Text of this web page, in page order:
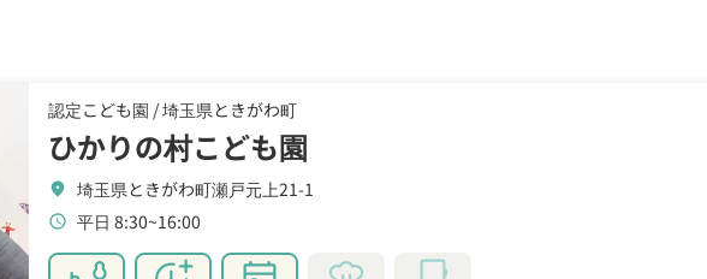
認定こども園 /埼玉県ときがわ町
ひかりの村こども園
location_on 埼玉県ときがわ町瀬戸元上21-1
schedule 平日 8:30~16:00